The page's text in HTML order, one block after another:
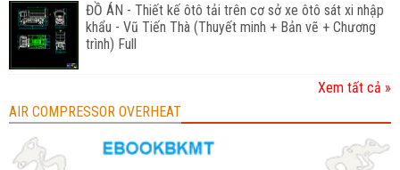
ĐỒ ÁN - Thiết kế ôtô tải trên cơ sở xe ôtô sát xi nhập
khẩu - Vũ Tiến Thà (Thuyết minh + Bản vẽ + Chương
trình) Full
Xem tất cả »
AIR COMPRESSOR OVERHEAT